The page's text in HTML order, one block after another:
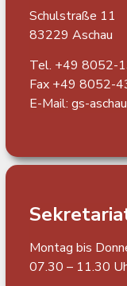
Schulstraße 11
83229 Aschau
Tel. +49 8052-
Fax +49 8052-
E-Mail: gs-
Montag bis
07.30 – 11.30